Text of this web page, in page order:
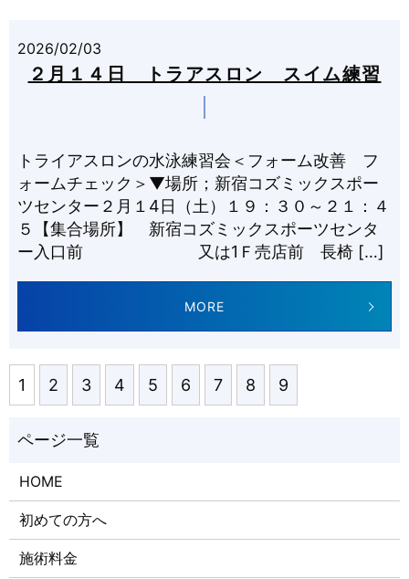
2026/02/03
２月１４日 トラアスロン スイム練習
トライアスロンの水泳練習会＜フォーム改善 フ
ォームチェック＞▼場所；新宿コズミックスポー
ツセンター２月１4日（土）１９：３０～２１：４
５【集合場所】 新宿コズミックスポーツセンタ
ー入口前 又は1Ｆ売店前 長椅 […]
MORE
1 2 3 4 5 6 7 8 9
HOME
初めての方へ
施術料金